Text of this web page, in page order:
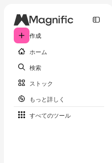
作成
ホーム
検索
ストック
もっと詳しく
すべてのツール